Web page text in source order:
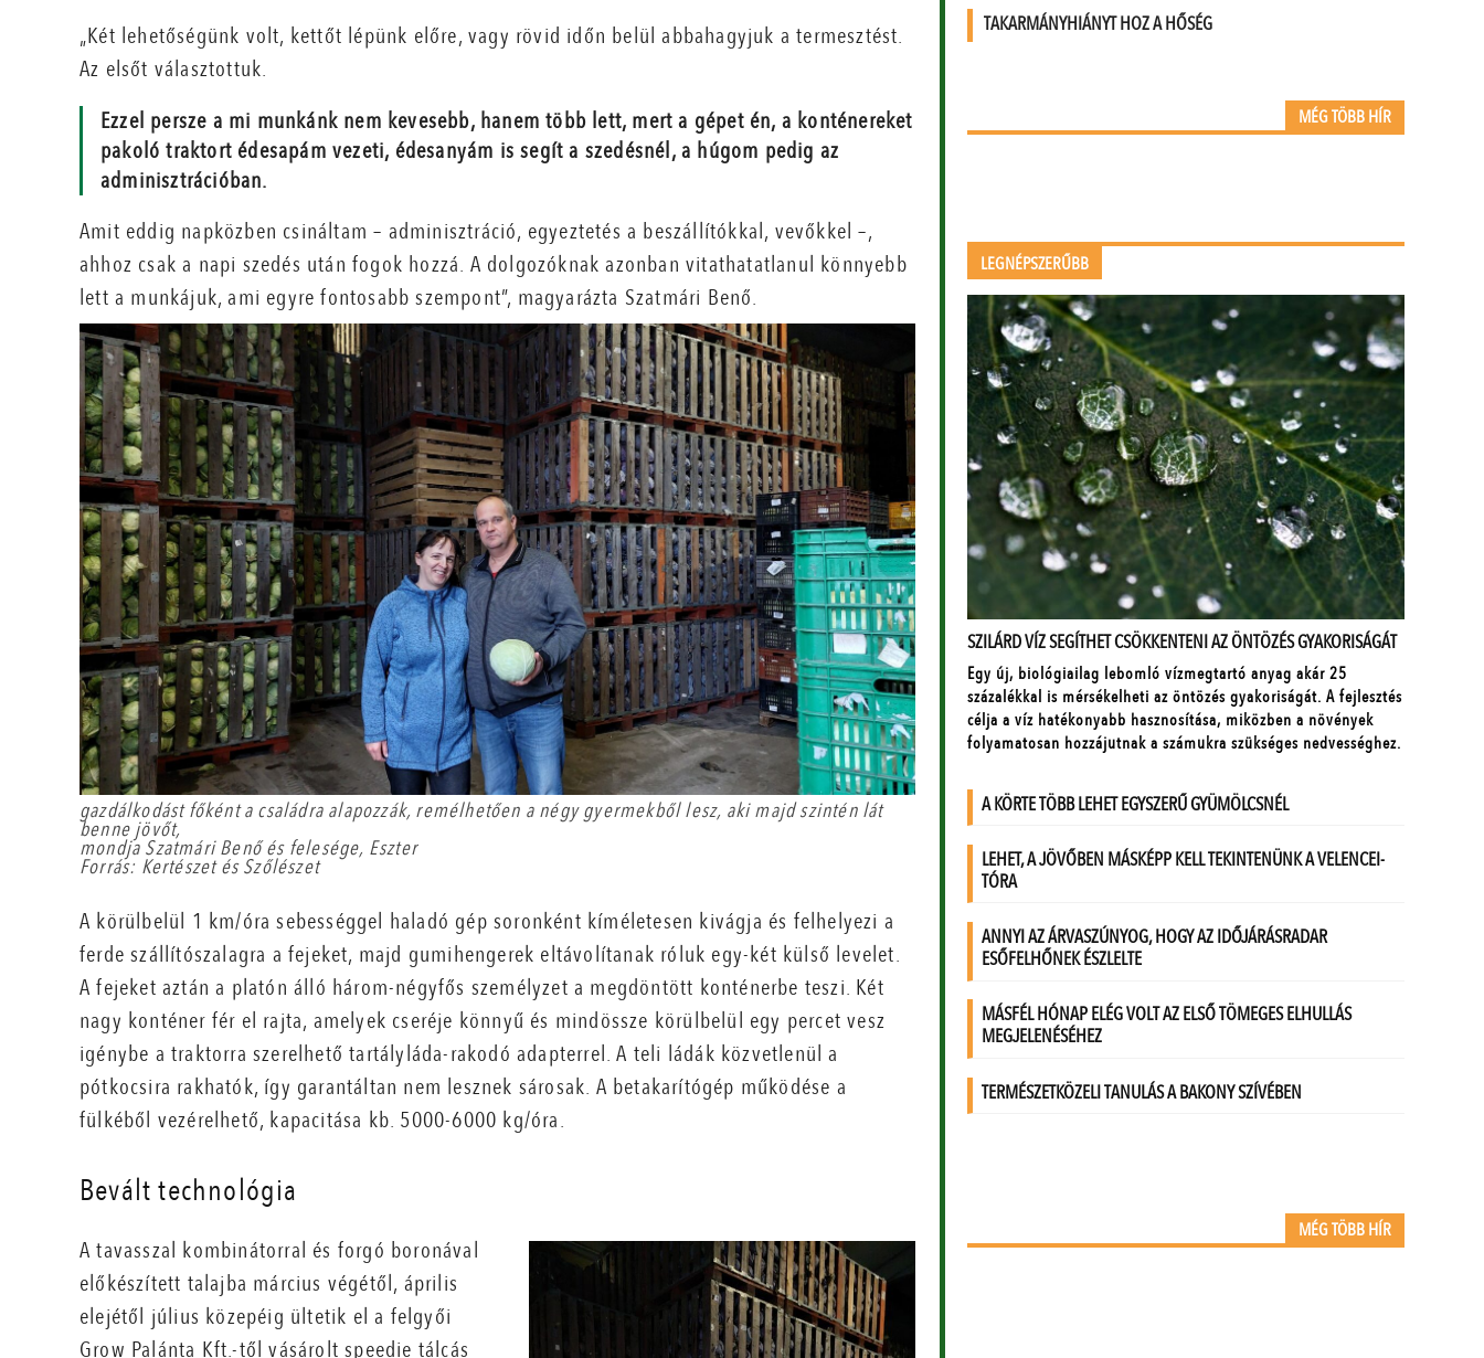
„Két lehetőségünk volt, kettőt lépünk előre, vagy rövid időn belül abbahagyjuk a termesztést.
Az elsőt választottuk.
Ezzel persze a mi munkánk nem kevesebb, hanem több lett, mert a gépet én, a konténereket
pakoló traktort édesapám vezeti, édesanyám is segít a szedésnél, a húgom pedig az
adminisztrációban.
Amit eddig napközben csináltam – adminisztráció, egyeztetés a beszállítókkal, vevőkkel –,
ahhoz csak a napi szedés után fogok hozzá. A dolgozóknak azonban vitathatatlanul könnyebb
lett a munkájuk, ami egyre fontosabb szempont”, magyarázta Szatmári Benő.
gazdálkodást főként a családra alapozzák, remélhetően a négy gyermekből lesz, aki majd szintén lát
benne jövőt,
mondja Szatmári Benő és felesége, Eszter
Forrás: Kertészet és Szőlészet
A körülbelül 1 km/óra sebességgel haladó gép soronként kíméletesen kivágja és felhelyezi a
ferde szállítószalagra a fejeket, majd gumihengerek eltávolítanak róluk egy-két külső levelet.
A fejeket aztán a platón álló három-négyfős személyzet a megdöntött konténerbe teszi. Két
nagy konténer fér el rajta, amelyek cseréje könnyű és mindössze körülbelül egy percet vesz
igénybe a traktorra szerelhető tartályláda-rakodó adapterrel. A teli ládák közvetlenül a
pótkocsira rakhatók, így garantáltan nem lesznek sárosak. A betakarítógép működése a
fülkéből vezérelhető, kapacitása kb. 5000-6000 kg/óra.
Bevált technológia
A tavasszal kombinátorral és forgó boronával
előkészített talajba március végétől, április
elejétől július közepéig ültetik el a felgyői
Grow Palánta Kft.-től vásárolt speedie tálcás
TAKARMÁNYHIÁNYT HOZ A HŐSÉG
MÉG TÖBB HÍR
LEGNÉPSZERŰBB
MÉG TÖBB HÍR